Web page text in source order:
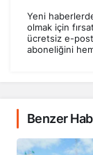
Yeni
olmak için
ücretsiz e-
aboneliğini
Benzer